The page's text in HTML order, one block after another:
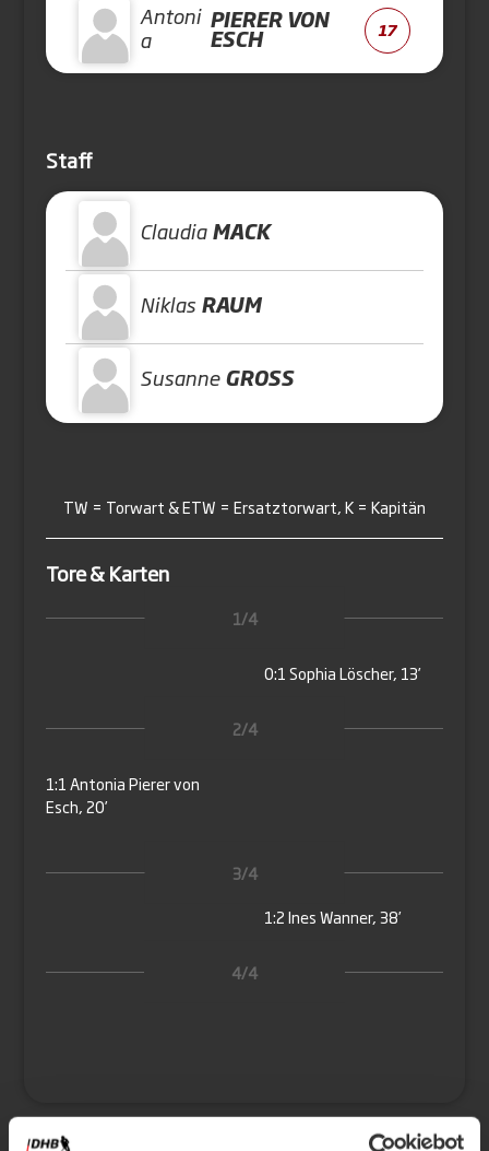
Antoni
a
PIERER VON
ESCH 17
Staff
Claudia MACK
Niklas RAUM
Susanne GROSS
TW = Torwart & ETW = Ersatztorwart, K = Kapitän
Tore & Karten
1/4
0:1 Sophia Löscher, 13’
2/4
1:1 Antonia Pierer von
Esch, 20’
3/4
1:2Ines Wanner, 38’
4/4